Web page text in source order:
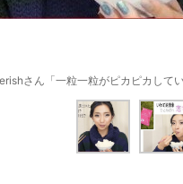
さん「一粒一粒がピカピカして